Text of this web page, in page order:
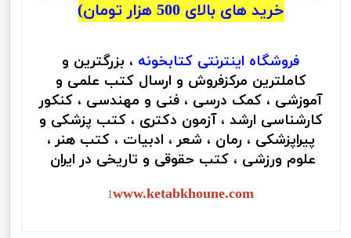
خرید های بالای 500 هزار تومان)
فروشگاه اینترنتی کتابخونه ، بزرگترین و
کاملترین مرکزفروش و ارسال کتب علمی و
آموزشی ، کمک درسی ، فنی و مهندسی ، کنکور
کارشناسی ارشد ، آزمون دکتری ، کتب پزشکی و
پیراپزشکی ، رمان ، شعر ، ادبیات ، کتب هنر ،
علوم ورزشی ، کتب حقوقی و تاریخی در ایران
1www.ketabkhoune.com